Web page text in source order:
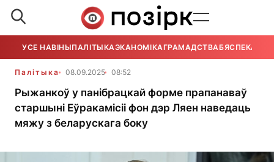
УСЕ НАВІНЫПАЛІТЫКАЭКАНОМІКАГРАМАДСТВАБЯСПЕКА
Палітыка 08.09.2025 08:52
Рыжанкоў у панібрацкай форме прапанаваў
старшыні Еўракамісіі фон дэр Ляен наведаць
мяжу з беларускага боку